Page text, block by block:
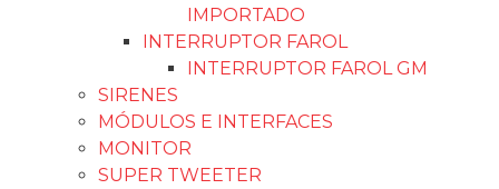
IMPORTADO
INTERRUPTOR FAROL
INTERRUPTOR FAROL GM
SIRENES
MÓDULOS E INTERFACES
MONITOR
SUPER TWEETER